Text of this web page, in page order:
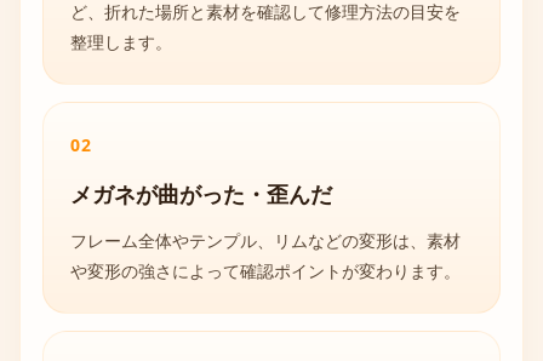
ど、折れた場所と素材を確認して修理方法の目安を
整理します。
02
メガネが曲がった・歪んだ
フレーム全体やテンプル、リムなどの変形は、素材
や変形の強さによって確認ポイントが変わります。